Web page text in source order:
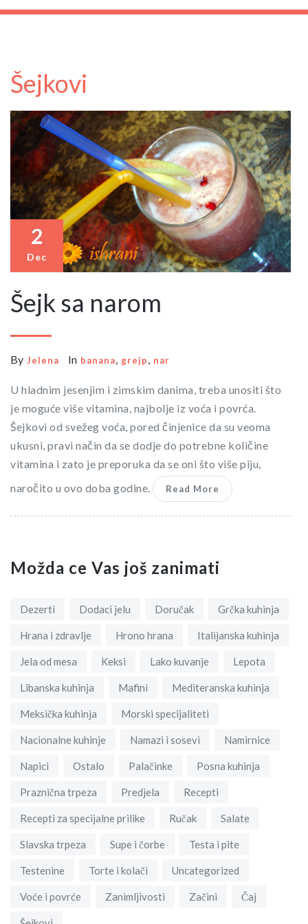
Šejkovi
2
Dec
Šejk sa narom
By Jelena In banana grejp nar
U hladnim jesenjim i zimskim danima, treba unositi što
je moguće više vitamina, najbolje iz voća i povrća.
Šejkovi od svežeg voća, pored činjenice da su veoma
ukusni, pravi način da se dodje do potrebne količine
vitamina i zato je preporuka da se oni što više piju,
naročito u ovo doba godine.
Read More
Možda ce Vas još zanimati
Dezerti Dodaci jelu Doručak Grčka kuhinja
Hrana i zdravlje Hrono hrana Italijanska kuhinja
Jela od mesa Keksi Lako kuvanje Lepota
Libanska kuhinja Mafini Mediteranska kuhinja
Meksička kuhinja Morski specijaliteti
Nacionalne kuhinje Namazi i sosevi Namirnice
Napici Ostalo Palačinke Posna kuhinja
Praznična trpeza Predjela Recepti
Recepti za specijalne prilike Ručak Salate
Slavska trpeza Supe i čorbe Testa i pite
Testenine Torte i kolači Uncategorized
Voće i povrće Zanimljivosti Začini Čaj